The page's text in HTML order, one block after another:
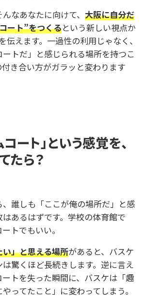
なあなたに向けて、 大阪に自分だ
ート”をつくるという新しい視点か
伝えます。一過性の利用じゃなく、
ートだ」と感じられる場所を持つこ
き合い方がガラッと変わります
コート」という感覚を、
たら？
誰しも「ここが俺の場所だ」と感
あるはずです。学校の体育館で
トでもいい。
」と思える場所があると、バスケ
驚くほど長続きします。逆に言え
トを失った瞬間に、バスケは「趣
ってたこと」に変わってしまう。